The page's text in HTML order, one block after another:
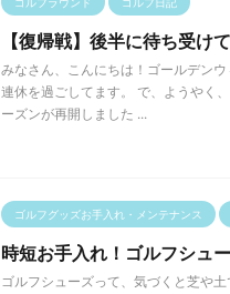
ゴルフラウンド ゴルフ日記
【復帰戦】後半に待ち受け
みなさん、こんにちは！ゴールデン
連休を過ごしてます。 で、ようやく
ーズンが再開しました ...
ゴルフグッズお手入れ・メンテナンス
時短お手入れ！ゴルフシュ
ゴルフシューズって、気づくと芝や